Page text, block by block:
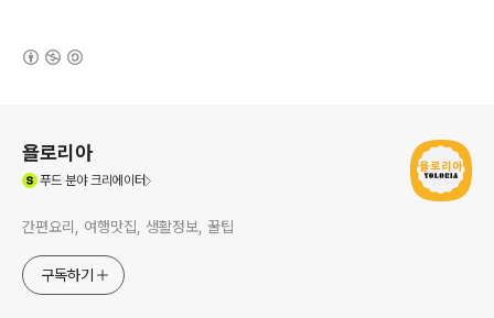
욜로리아
푸드분야 크리에이터
간편요리, 여행맛집, 생활정보, 꿀팁
구독하기